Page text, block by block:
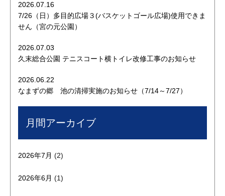
2026.07.16
7/26（日）多目的広場３(バスケットゴール広場)使用できま
せん（宮の元公園）
2026.07.03
久末総合公園 テニスコート横トイレ改修工事のお知らせ
2026.06.22
なまずの郷 池の清掃実施のお知らせ（7/14～7/27）
月間アーカイブ
2026年7月 (2)
2026年6月 (1)